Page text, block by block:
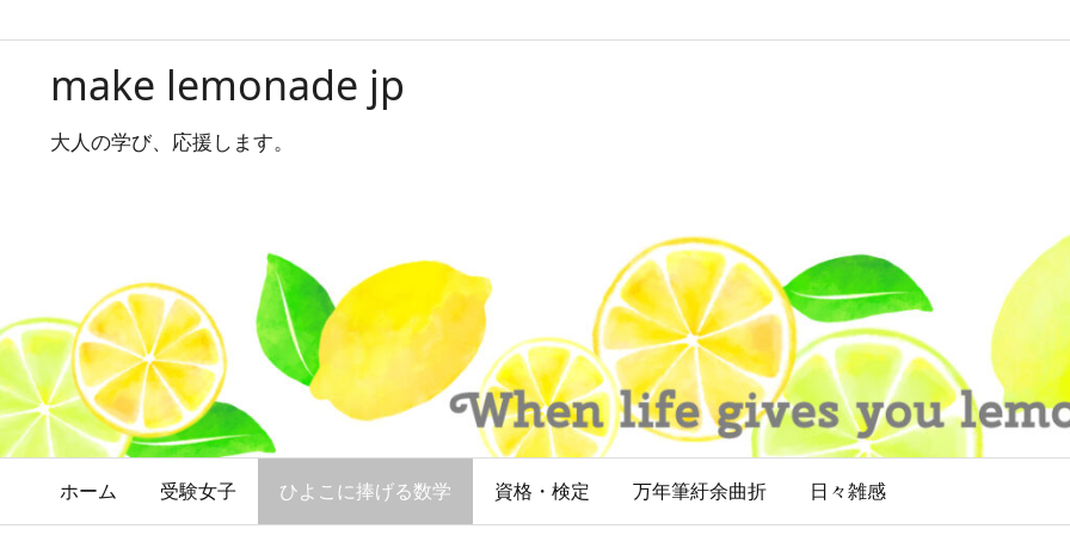
make lemonade jp
大人の学び、応援します。
ホーム 受験女子 ひよこに捧げる数学 資格・検定 万年筆紆余曲折 日々雑感